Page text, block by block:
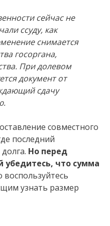
сейчас не
ссуду, как
снимается
госоргана,
При долевом
документ от
сдачу
совместного
последний
Но перед
убедитесь, что сумма
воспользуйтесь
узнать размер